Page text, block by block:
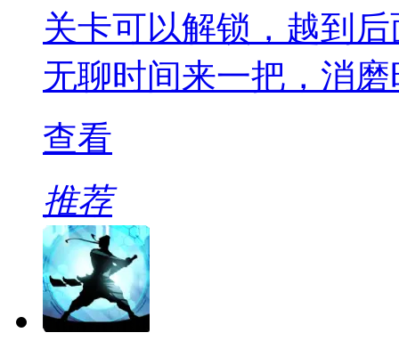
关卡可以解锁，越到
无聊时间来一把，消
查看
推荐